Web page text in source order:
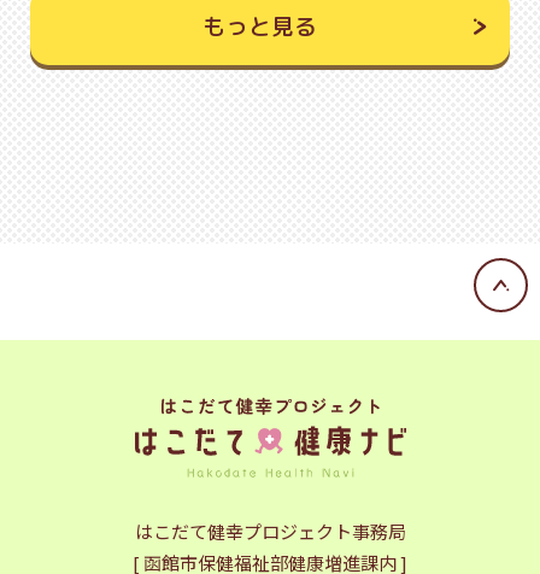
もっと見る
はこだて健幸プロジェクト事務局
[ 函館市保健福祉部健康増進課内 ]